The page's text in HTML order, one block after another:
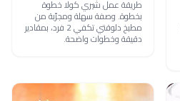
طريقة عمل شيري كولا خطوة
بخطوة. وصفة سهلة ومجرّبة من
مطبخ دلوقتي تكفي 2 فرد، بمقادير
دقيقة وخطوات واضحة.